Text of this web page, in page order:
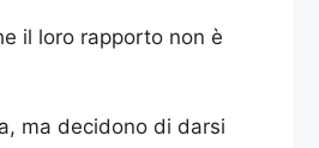
il loro rapporto non è
ma decidono di darsi